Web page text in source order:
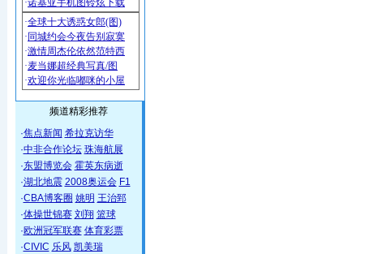
频道精彩推荐
·焦点新闻 希拉克访华
·中非合作论坛 珠海航展
·东盟博览会 霍英东病逝
·湖北地震 2008奥运会 F1
·CBA博客圈 姚明 王治郅
·体操世锦赛 刘翔 篮球
·欧洲冠军联赛 体育彩票
·CIVIC 乐风 凯美瑞